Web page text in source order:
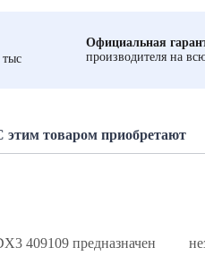
Официальная
производителя на
этим товаром приобретают
409109 предназначен